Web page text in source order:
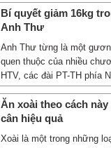
Bí quyết giảm 16kg
Anh Thư
Anh Thư từng là một
quen thuộc của nhiều
HTV, các đài PT-TH phía
Ăn xoài theo cách
cân hiệu quả
Xoài là một trong những